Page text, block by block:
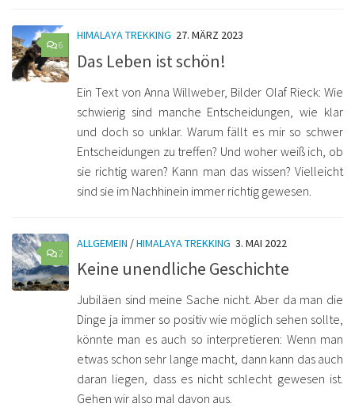
6
HIMALAYA TREKKING 27. MÄRZ 2023
Das Leben ist schön!
Ein Text von Anna Willweber, Bilder Olaf Rieck: Wie
schwierig sind manche Entscheidungen, wie klar
und doch so unklar. Warum fällt es mir so schwer
Entscheidungen zu treffen? Und woher weiß ich, ob
sie richtig waren? Kann man das wissen? Vielleicht
sind sie im Nachhinein immer richtig gewesen.
2
ALLGEMEIN /HIMALAYA TREKKING 3. MAI 2022
Keine unendliche Geschichte
Jubiläen sind meine Sache nicht. Aber da man die
Dinge ja immer so positiv wie möglich sehen sollte,
könnte man es auch so interpretieren: Wenn man
etwas schon sehr lange macht, dann kann das auch
daran liegen, dass es nicht schlecht gewesen ist.
Gehen wir also mal davon aus.